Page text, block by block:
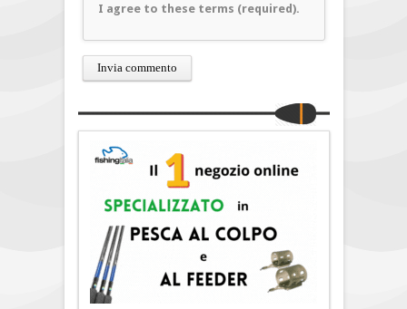
I agree to these terms (required).